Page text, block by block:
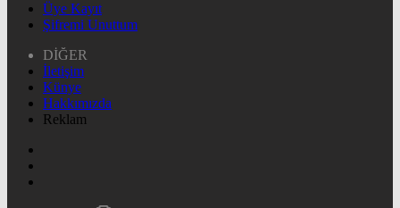
Üye Kayıt
Şifremi Unuttum
DİĞER
İletişim
Künye
Hakkımızda
Reklam